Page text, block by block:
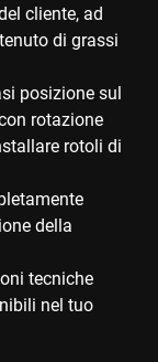
cliente, ad
di grassi
posizione sul
rotazione
rotoli di
della
tecniche
nel tuo